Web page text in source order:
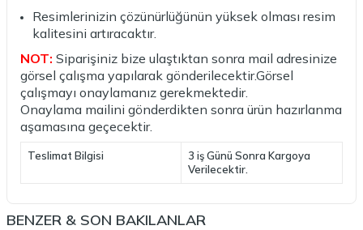
Resimlerinizin çözünürlüğünün yüksek olması resim
kalitesini artıracaktır.
NOT: Siparişiniz bize ulaştıktan sonra mail adresinize
görsel çalışma yapılarak gönderilecektir.Görsel
çalışmayı onaylamanız gerekmektedir.
Onaylama mailini gönderdikten sonra ürün hazırlanma
aşamasına geçecektir.
Teslimat Bilgisi
3 iş Günü Sonra Kargoya
Verilecektir.
BENZER & SON BAKILANLAR